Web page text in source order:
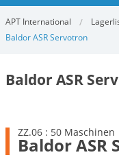
APT International
Baldor ASR Servotron
Baldor ASR
ZZ.06 : 50 Maschinen
Baldor ASR